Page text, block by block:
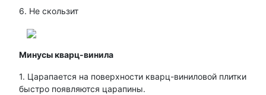
6. Не скользит
Минусы кварц-винила
1. Царапается на поверхности кварц-виниловой плитки
быстро появляются царапины.